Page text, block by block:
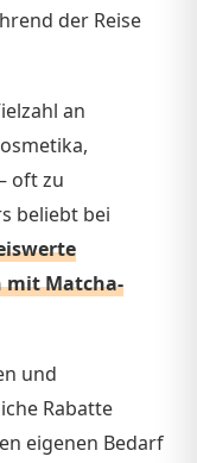
der Reise
an
oft zu
beliebt bei
mit Matcha-
und
Rabatte
eigenen Bedarf